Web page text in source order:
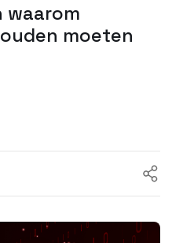
waarom
moeten